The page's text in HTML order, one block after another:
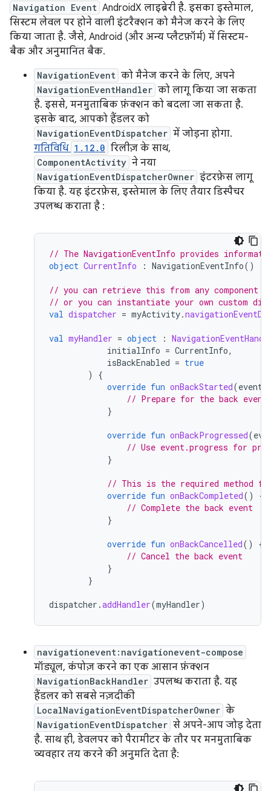
Navigation Event AndroidX लाइब्रेरी है. इसका इस्तेमाल,
सिस्टम लेवल पर होने वाली इंटरैक्शन को मैनेज करने के लिए
किया जाता है. जैसे, Android (और अन्य प्लैटफ़ॉर्म) में सिस्टम-
बैक और अनुमानित बैक.
NavigationEvent को मैनेज करने के लिए, अपने
NavigationEventHandler को लागू किया जा सकता
है. इससे, मनमुताबिक फ़ंक्शन को बदला जा सकता है.
इसके बाद, आपको हैंडलर को
NavigationEventDispatcher में जोड़ना होगा.
गतिविधि 1.12.0 रिलीज़ के साथ,
ComponentActivity ने नया
NavigationEventDispatcherOwner इंटरफ़ेस लागू
किया है. यह इंटरफ़ेस, इस्तेमाल के लिए तैयार डिस्पैचर
उपलब्ध कराता है :
// The NavigationEventInfo provides
object CurrentInfo : NavigationEventInfo()
// you can retrieve this from any component
// or you can instantiate your own custom
val dispatcher = myActivity.
val myHandler = object :
initialInfo = CurrentInfo,
isBackEnabled = true
)
{
override fun onBackStarted(event
// Prepare for the back event
}
override fun onBackProgressed(
// Use event.progress for
}
// This is the required method
override fun onBackCompleted()
{
// Complete the back event
}
override fun onBackCancelled()
{
// Cancel the back event
}
}
dispatcher .addHandler(myHandler)
navigationevent:navigationevent-compose
मॉड्यूल, कंपोज़ करने का एक आसान फ़ंक्शन
NavigationBackHandler उपलब्ध कराता है. यह
हैंडलर को सबसे नज़दीकी
LocalNavigationEventDispatcherOwner के
NavigationEventDispatcher से अपने-आप जोड़ देता
है. साथ ही, डेवलपर को पैरामीटर के तौर पर मनमुताबिक
व्यवहार तय करने की अनुमति देता है: